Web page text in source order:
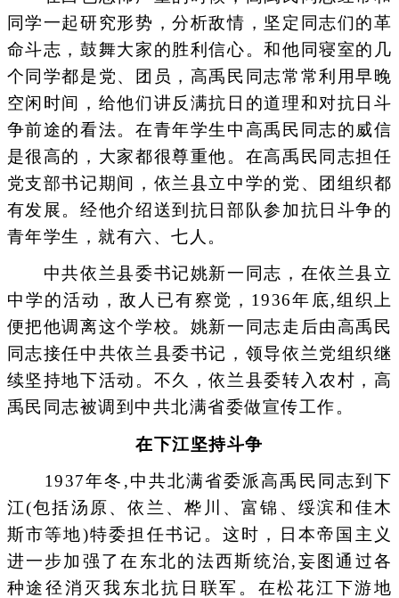
同学一起研究形势，分析敌情，坚定同志们的革
命斗志，鼓舞大家的胜利信心。和他同寝室的几
个同学都是党、团员，高禹民同志常常利用早晚
空闲时间，给他们讲反满抗日的道理和对抗日斗
争前途的看法。在青年学生中高禹民同志的威信
是很高的，大家都很尊重他。在高禹民同志担任
党支部书记期间，依兰县立中学的党、团组织都
有发展。经他介绍送到抗日部队参加抗日斗争的
青年学生，就有六、七人。
中共依兰县委书记姚新一同志，在依兰县立
中学的活动，敌人已有察觉，1936年底,组织上
便把他调离这个学校。姚新一同志走后由高禹民
同志接任中共依兰县委书记，领导依兰党组织继
续坚持地下活动。不久，依兰县委转入农村，高
禹民同志被调到中共北满省委做宣传工作。
在下江坚持斗争
1937年冬,中共北满省委派高禹民同志到下
江(包括汤原、依兰、桦川、富锦、绥滨和佳木
斯市等地)特委担任书记。这时，日本帝国主义
进一步加强了在东北的法西斯统治,妄图通过各
种途径消灭我东北抗日联军。在松花江下游地